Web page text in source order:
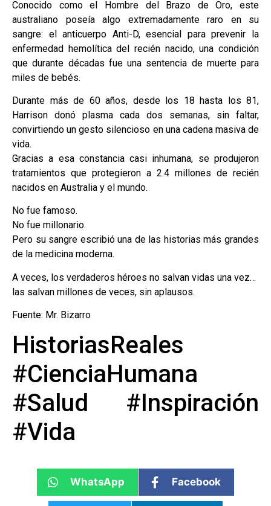
Conocido como el Hombre del Brazo de Oro, este
australiano poseía algo extremadamente raro en su
sangre: el anticuerpo Anti-D, esencial para prevenir la
enfermedad hemolítica del recién nacido, una condición
que durante décadas fue una sentencia de muerte para
miles de bebés.
Durante más de 60 años, desde los 18 hasta los 81,
Harrison donó plasma cada dos semanas, sin faltar,
convirtiendo un gesto silencioso en una cadena masiva de
vida.
Gracias a esa constancia casi inhumana, se produjeron
tratamientos que protegieron a 2.4 millones de recién
nacidos en Australia y el mundo.
No fue famoso.
No fue millonario.
Pero su sangre escribió una de las historias más grandes
de la medicina moderna.
A veces, los verdaderos héroes no salvan vidas una vez…
las salvan millones de veces, sin aplausos.
Fuente: Mr. Bizarro
HistoriasReales
#CienciaHumana
#Salud #Inspiración
#Vida
WhatsApp Facebook